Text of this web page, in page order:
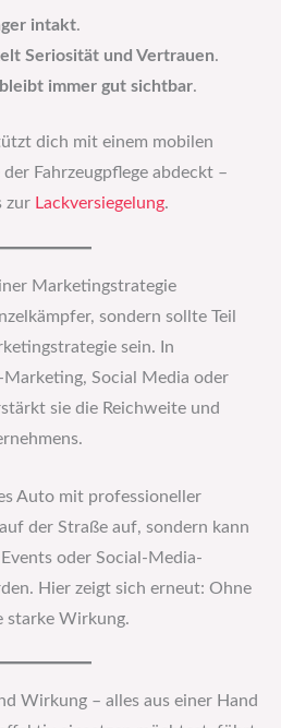
intakt.
Seriosität und Vertrauen.
immer gut sichtbar.
dich mit einem mobilen
Fahrzeugpflege abdeckt –
zur Lackversiegelung.
Marketingstrategie
sondern sollte Teil
sein. In
Social Media oder
sie die Reichweite und
Auto mit professioneller
der Straße auf, sondern kann
oder Social-Media-
Hier zeigt sich erneut: Ohne
starke Wirkung.
Wirkung – alles aus einer Hand